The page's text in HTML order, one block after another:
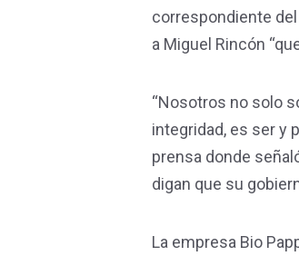
correspondiente
a Miguel Rincón
“Nosotros no solo
integridad, es ser y
prensa donde
digan que su
La empresa Bio